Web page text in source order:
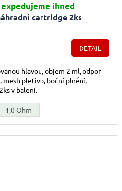
cartridge 2ks
ihned
DETAIL
hlavou, objem 2 ml, odpor
mesh pletivo, boční plnění,
v balení.
1,0 Ohm